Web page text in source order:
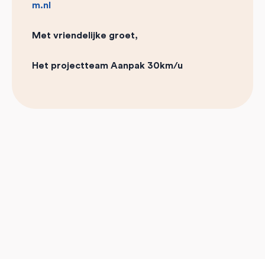
m.nl
Met vriendelijke groet,
Het projectteam Aanpak 30km/u